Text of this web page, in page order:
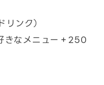
ンク）
好きなメニュー＋250